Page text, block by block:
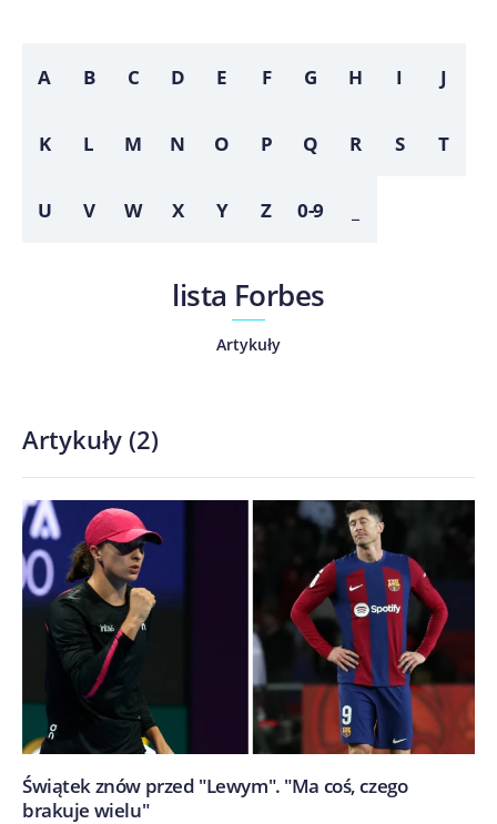
A B C D E F G H I J
K L M N O P Q R S T
U V W X Y Z 0-9
lista Forbes
Artykuły
Artykuły (2)
Świątek znów przed "Lewym". "Ma coś, czego
brakuje wielu"